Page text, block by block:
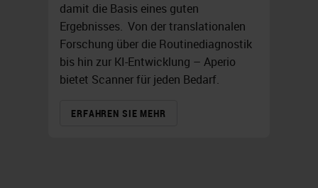
damit die Basis eines guten
Ergebnisses. Von der translationalen
Forschung über die Routinediagnostik
bis hin zur KI-Entwicklung – Aperio
bietet Scanner für jeden Bedarf.
ERFAHREN SIE MEHR